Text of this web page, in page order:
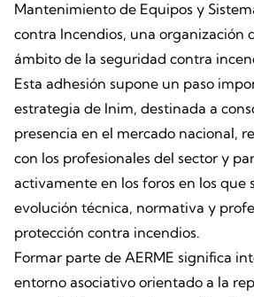
Mantenimiento de Equipos y
contra Incendios, una organización
ámbito de la seguridad contra
Esta adhesión supone un paso
estrategia de Inim, destinada a
presencia en el mercado nacional,
con los profesionales del sector y
activamente en los foros en los que
evolución técnica, normativa y
protección contra incendios.
Formar parte de AERME significa
entorno asociativo orientado a la